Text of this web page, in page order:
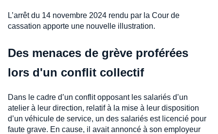
L’arrêt du 14 novembre 2024 rendu par la Cour de
cassation apporte une nouvelle illustration.
Des menaces de grève proférées
lors d'un conflit collectif
Dans le cadre d’un conflit opposant les salariés d’un
atelier à leur direction, relatif à la mise à leur disposition
d’un véhicule de service, un des salariés est licencié pour
faute grave. En cause, il avait annoncé à son employeur